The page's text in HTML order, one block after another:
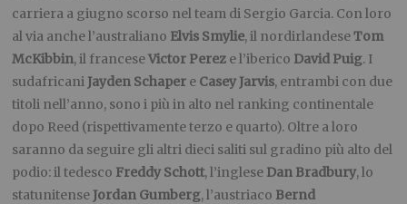
carriera a giugno scorso nel team di Sergio Garcia. Con loro
al via anche l’australiano Elvis Smylie, il nordirlandeseTom
McKibbin, il franceseVictor Perez e l’iberico David Puig. I
sudafricani Jayden Schaper e Casey Jarvis, entrambi con due
titoli nell’anno, sono i più in alto nel ranking continentale
dopo Reed (rispettivamente terzo e quarto). Oltre a loro
saranno da seguire gli altri dieci saliti sul gradino più alto del
podio: il tedesco Freddy Schott, l’inglese Dan Bradbury, lo
statunitense Jordan Gumberg, l’austriaco Bernd